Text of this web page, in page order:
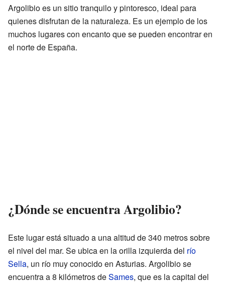
Argolibio es un sitio tranquilo y pintoresco, ideal para
quienes disfrutan de la naturaleza. Es un ejemplo de los
muchos lugares con encanto que se pueden encontrar en
el norte de España.
¿Dónde se encuentra Argolibio?
Este lugar está situado a una altitud de 340 metros sobre
el nivel del mar. Se ubica en la orilla izquierda del río
Sella, un río muy conocido en Asturias. Argolibio se
encuentra a 8 kilómetros deSames, que es la capital del